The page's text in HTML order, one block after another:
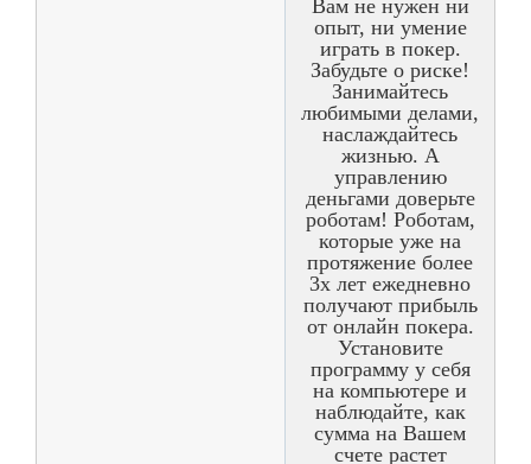
Вам не нужен ни
опыт, ни умение
играть в покер.
Забудьте о риске!
Занимайтесь
любимыми делами,
наслаждайтесь
жизнью. А
управлению
деньгами доверьте
роботам! Роботам,
которые уже на
протяжение более
3х лет ежедневно
получают прибыль
от онлайн покера.
Установите
программу у себя
на компьютере и
наблюдайте, как
сумма на Вашем
счете растет